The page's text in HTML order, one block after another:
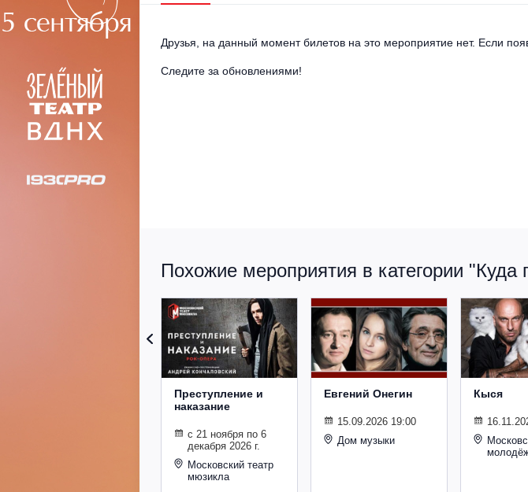
Друзья, на данный момент билетов на это мероприятие нет. Если
Следите за обновлениями!
Похожие мероприятия в категории "Куда
Преступление и
наказание
с 21 ноября по 6
декабря 2026 г.
Московский театр
мюзикла
Евгений Онегин
15.09.2026 19:00
Дом музыки
Кыся